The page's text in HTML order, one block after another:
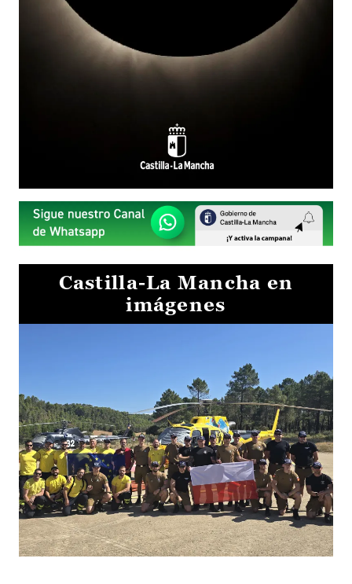
Castilla-La Mancha en
imágenes